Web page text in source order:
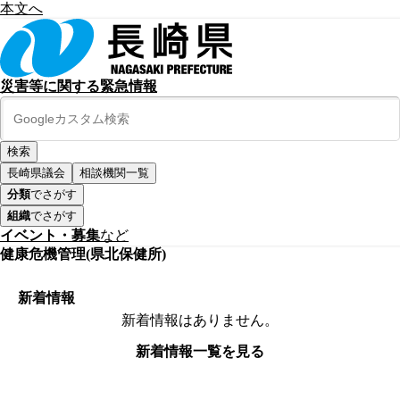
本文へ
災害等に関する緊急情報
長崎県議会
相談機関一覧
分類でさがす
組織でさがす
イベント・募集など
健康危機管理(県北保健所)
新着情報
新着情報はありません。
新着情報一覧を見る